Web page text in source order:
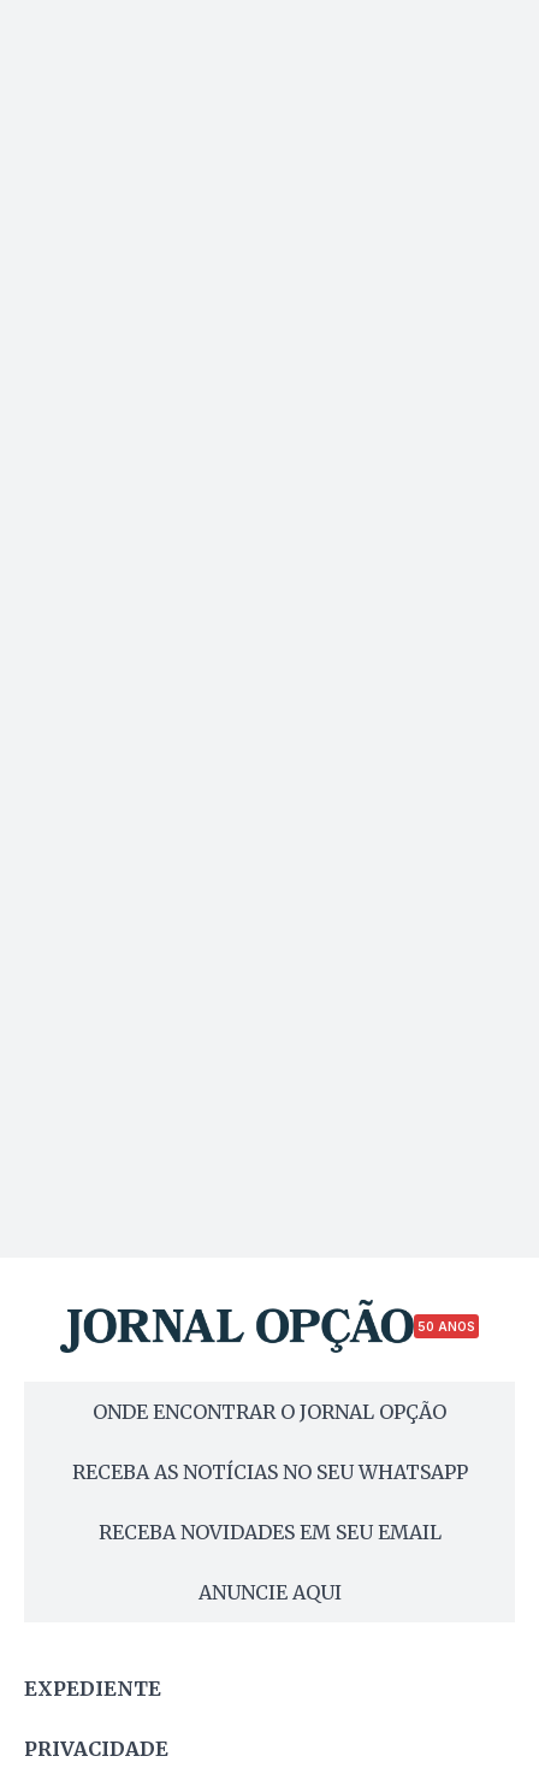
50 ANOS
ONDE ENCONTRAR O JORNAL OPÇÃO
RECEBA AS NOTÍCIAS NO SEU WHATSAPP
RECEBA NOVIDADES EM SEU EMAIL
ANUNCIE AQUI
EXPEDIENTE
PRIVACIDADE